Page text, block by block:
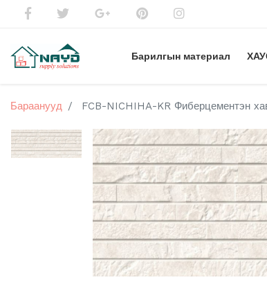
Барилгын материал
Бараанууд FCB-NICHIHA-KR Фиберцементэн